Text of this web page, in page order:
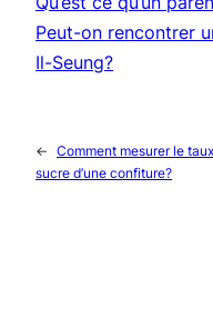
Peut-on rencontrer
Il-Seung?
← Comment mesurer le
sucre d’une confiture?